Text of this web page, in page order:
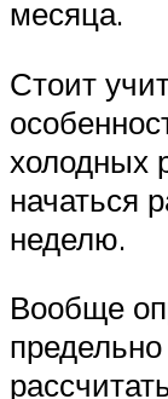
месяца.
Стоит
холодных
начаться
неделю.
Вообще